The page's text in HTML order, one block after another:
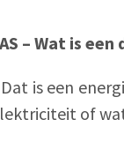
– Wat is
Dat is een
of